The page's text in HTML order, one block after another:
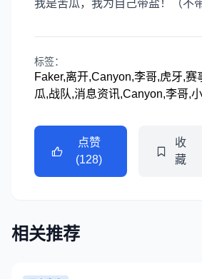
我是苦瓜，我为自己带盐！（不
标签：
Faker,离开,Canyon,李哥,虎牙,赛
瓜,战队,消息资讯,Canyon,李哥,
点赞
(128)
收
藏
相关推荐